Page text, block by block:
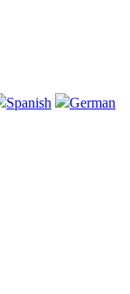
Spanish German